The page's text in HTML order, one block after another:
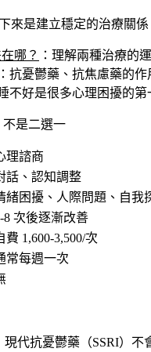
來是建立穩定的治療關係
哪？ ：理解兩種治療的
：抗憂鬱藥、抗焦慮藥的作
不好是很多心理困擾的
不是二選一
理諮商
話、認知調整
緒困擾、人際問題、自我
8 次後逐漸改善
費 1,600-3,500/次
常每週一次
現代抗憂鬱藥（SSRI）